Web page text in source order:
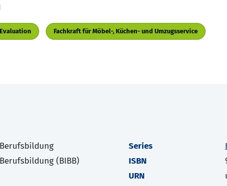
Evaluation Fachkraft für Möbel-, Küchen- und Umzugsservice
(BIBB)
Series
ISBN
URN